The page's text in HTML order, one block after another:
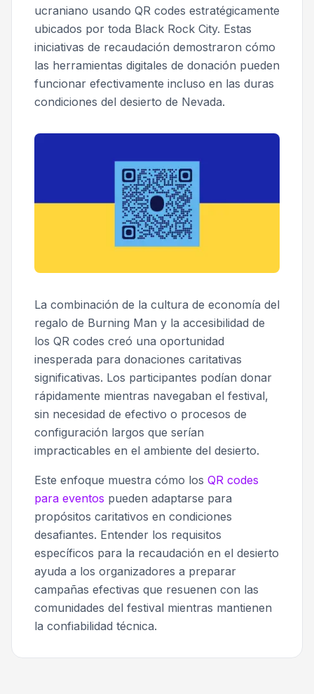
ucraniano usando QR codes estratégicamente
ubicados por toda Black Rock City. Estas
iniciativas de recaudación demostraron cómo
las herramientas digitales de donación pueden
funcionar efectivamente incluso en las duras
condiciones del desierto de Nevada.
La combinación de la cultura de economía del
regalo de Burning Man y la accesibilidad de
los QR codes creó una oportunidad
inesperada para donaciones caritativas
significativas. Los participantes podían donar
rápidamente mientras navegaban el festival,
sin necesidad de efectivo o procesos de
configuración largos que serían
impracticables en el ambiente del desierto.
Este enfoque muestra cómo los QR codes
para eventos pueden adaptarse para
propósitos caritativos en condiciones
desafiantes. Entender los requisitos
específicos para la recaudación en el desierto
ayuda a los organizadores a preparar
campañas efectivas que resuenen con las
comunidades del festival mientras mantienen
la confiabilidad técnica.